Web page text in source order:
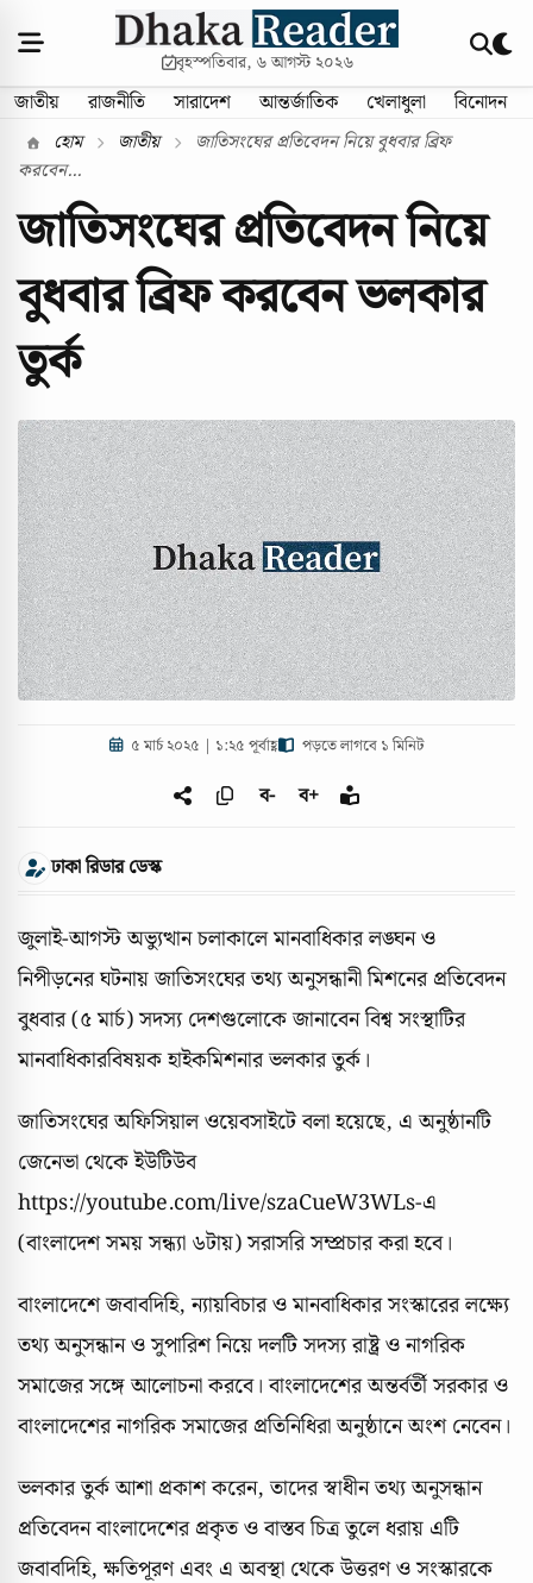
বৃহস্পতিবার, ৬ আগস্ট ২০২৬
জাতীয় রাজনীতি সারাদেশ আন্তর্জাতিক খেলাধুলা বিনোদন
হোম জাতীয়
জাতিসংঘের প্রতিবেদন নিয়ে বুধবার ব্রিফ
করবেন...
জাতিসংঘের প্রতিবেদন নিয়ে
বুধবার ব্রিফ করবেন ভলকার
তুর্ক
৫ মার্চ ২০২৫ | ১:২৫ পূর্বাহ্ণ পড়তে লাগবে ১ মিনিট
ব- ব+
ঢাকা রিডার ডেস্ক
জুলাই-আগস্ট অভ্যুত্থান চলাকালে মানবাধিকার লঙ্ঘন ও
নিপীড়নের ঘটনায় জাতিসংঘের তথ্য অনুসন্ধানী মিশনের প্রতিবেদন
বুধবার (৫ মার্চ) সদস্য দেশগুলোকে জানাবেন বিশ্ব সংস্থাটির
মানবাধিকারবিষয়ক হাইকমিশনার ভলকার তুর্ক।
জাতিসংঘের অফিসিয়াল ওয়েবসাইটে বলা হয়েছে, এ অনুষ্ঠানটি
জেনেভা থেকে ইউটিউব
https://youtube.com/live/szaCueW3WLs-এ
(বাংলাদেশ সময় সন্ধ্যা ৬টায়) সরাসরি সম্প্রচার করা হবে।
বাংলাদেশে জবাবদিহি, ন্যায়বিচার ও মানবাধিকার সংস্কারের লক্ষ্যে
তথ্য অনুসন্ধান ও সুপারিশ নিয়ে দলটি সদস্য রাষ্ট্র ও নাগরিক
সমাজের সঙ্গে আলোচনা করবে। বাংলাদেশের অন্তর্বর্তী সরকার ও
বাংলাদেশের নাগরিক সমাজের প্রতিনিধিরা অনুষ্ঠানে অংশ নেবেন।
ভলকার তুর্ক আশা প্রকাশ করেন, তাদের স্বাধীন তথ্য অনুসন্ধান
প্রতিবেদন বাংলাদেশের প্রকৃত ও বাস্তব চিত্র তুলে ধরায় এটি
জবাবদিহি, ক্ষতিপূরণ এবং এ অবস্থা থেকে উত্তরণ ও সংস্কারকে